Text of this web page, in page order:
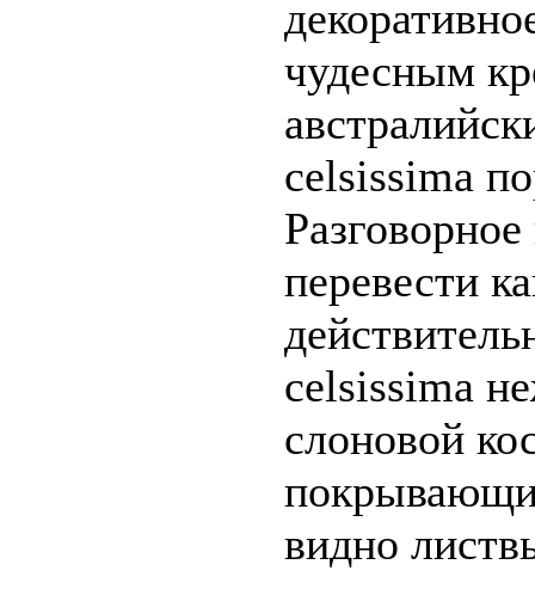
чудесным
celsissima
перевести
celsissima
слоновой
видно